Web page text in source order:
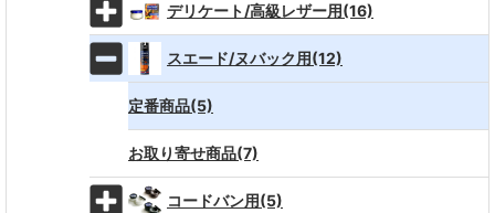
デリケート/高級レザー用(16)
スエード/ヌバック用(12)
定番商品(5)
お取り寄せ商品(7)
コードバン用(5)